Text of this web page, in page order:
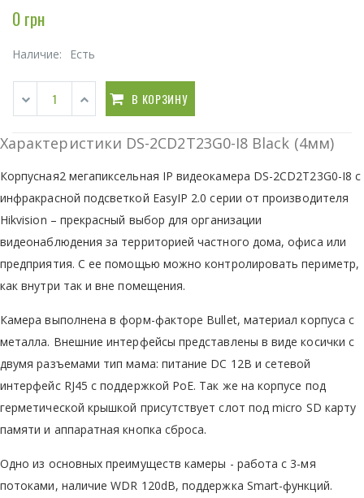
0 грн
Наличие: Есть
В КОРЗИНУ
Характеристики DS-2CD2T23G0-I8 Black (4мм)
Корпусная2 мегапиксельная IP видеокамера DS-2CD2T23G0-I8 с
инфракрасной подсветкой EasyIP 2.0 серии от производителя
Hikvision – прекрасный выбор для организации
видеонаблюдения за территорией частного дома, офиса или
предприятия. С ее помощью можно контролировать периметр,
как внутри так и вне помещения.
Камера выполнена в форм-факторе Bullet, материал корпуса с
металла. Внешние интерфейсы представлены в виде косички с
двумя разъемами тип мама: питание DC 12В и сетевой
интерфейс RJ45 с поддержкой PoE. Так же на корпусе под
герметической крышкой присутствует слот под micro SD карту
памяти и аппаратная кнопка сброса.
Одно из основных преимуществ камеры - работа с 3-мя
потоками, наличие WDR 120dB, поддержка Smart-функций.